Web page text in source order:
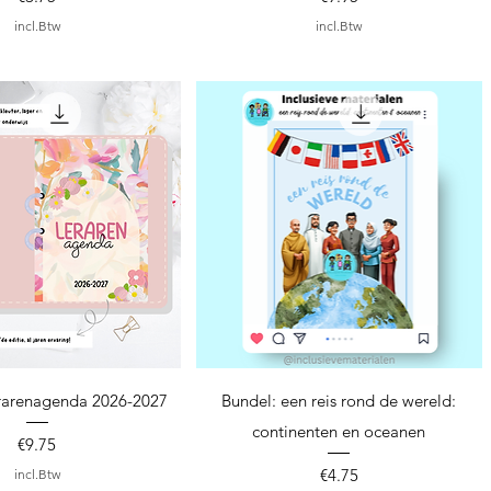
incl.Btw incl.Btw
overzicht 2026-2027
Prijs
€9.75
incl.Btw
Snel overzicht
Bundel: een reis rond de wereld:
continenten en oceanen
Prijs
€4.75